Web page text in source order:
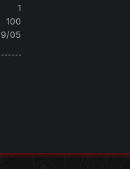
1
100
05